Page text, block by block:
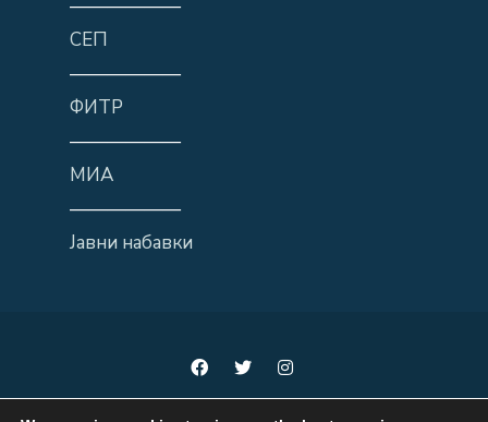
——————
СЕП
——————
ФИТР
——————
МИА
——————
Јавни набавки